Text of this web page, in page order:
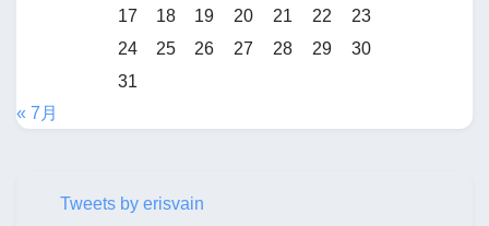
17
18 19 20 21 22
23
24
25 26 27 28 29
30
31
« 7月
Tweets by erisvain